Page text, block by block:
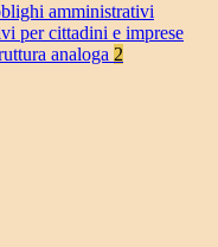
amministrativi
per cittadini e imprese
analoga 2